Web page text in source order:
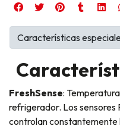
FreshSense:
refrigerador. Los sensores
controlan
Características